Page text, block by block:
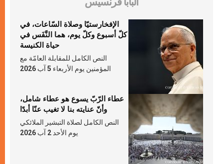
الإفخارستيّا وصلاة السّاعات، في
كلّ أسبوع وكلّ يوم، هما النَّفَس في
حياة الكنيسة
النص الكامل للمقابلة العامّة مع
المؤمنين يوم الأربعاء 5 آب 2026
عطاء الرّبّ يسوع هو عطاء شامل،
وأنّ عنايته بنا لا تغيب عنّا أبدًا
النص الكامل لصلاة التبشير الملائكي
يوم الأحد 2 آب 2026